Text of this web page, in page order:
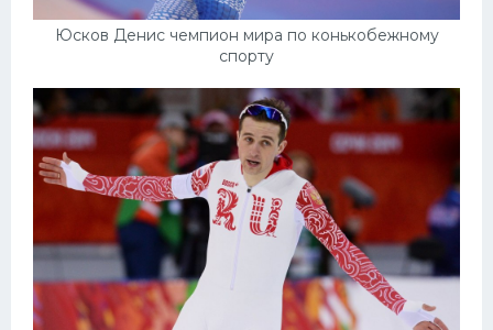
Юсков Денис чемпион мира по конькобежному
спорту